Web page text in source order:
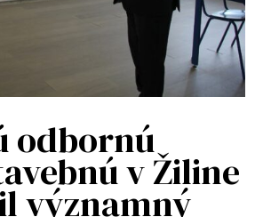
odbornú
v Žiline
významný